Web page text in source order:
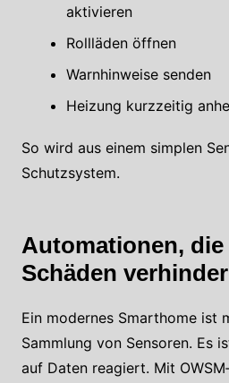
aktivieren
Rollläden öffnen
Warnhinweise senden
Heizung kurzzeitig
So wird aus einem simplen
Schutzsystem.
Automationen, die
Schäden
Ein modernes Smarthome ist
Sammlung von Sensoren. Es
auf Daten reagiert. Mit